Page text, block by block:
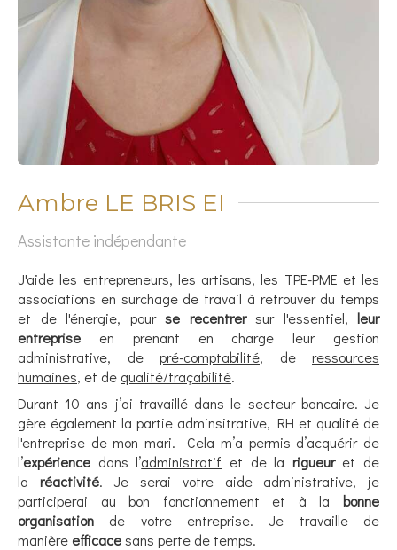
Ambre LE BRIS EI
Assistante indépendante
J'aide les entrepreneurs, les artisans, les TPE-PME et les
associations en surchage de travail à retrouver du temps
et de l'énergie, pour se recentrersur l'essentiel, leur
entreprise en prenant en charge leur gestion
administrative, de pré-comptabilité, de ressources
humaines, et de qualité/traçabilité.
Durant 10 ans j’ai travaillé dans le secteur bancaire. Je
gère également la partie adminsitrative, RH et qualité de
l'entreprise de mon mari. Cela m’a permis d’acquérir de
l’expérience dans l’administratif et de la rigueuret de
la réactivité. Je serai votre aide administrative, je
participerai au bon fonctionnement et à la bonne
organisation de votre entreprise. Je travaille de
manière efficacesans perte de temps.